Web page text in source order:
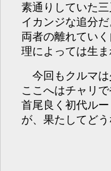
素通りしていた
イカンジな追分だ
両者の離れてい
理によっては生ま
今回もクルマは
ここへはチャリで
首尾良く初代ル
が、果たしてどう